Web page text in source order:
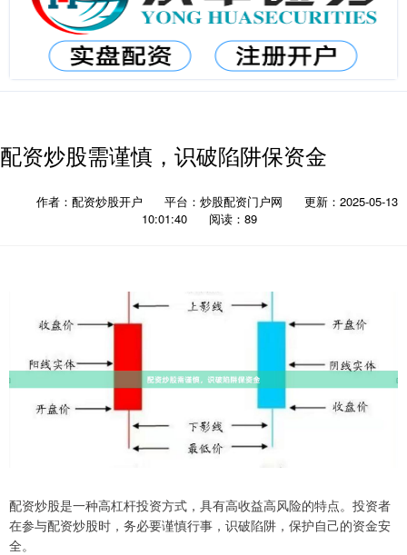
配资炒股需谨慎，识破陷阱保资金
作者：配资炒股开户 平台：炒股配资门户网
更新：2025-05-13
10:01:40
阅读：89
配资炒股是一种高杠杆投资方式，具有高收益高风险的特点。投资者
在参与配资炒股时，务必要谨慎行事，识破陷阱，保护自己的资金安
全。